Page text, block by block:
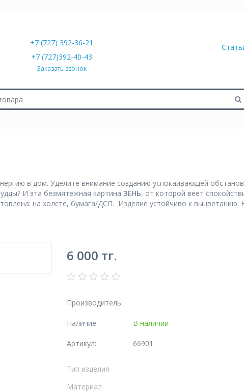
+7 (727) 392-36-21
+7 (727)392-40-43
Заказать звонок
в дом. Уделите внимание созданию успокаивающей
И эта безмятежная картина ЗЕНЬ, от которой веет
на холсте, бумага/ДСП. Изделие устойчиво к выцветанию.
6 000 тг.
Производитель:
Наличие: В наличии
Артикул: 66901
Тип изделия
Материал